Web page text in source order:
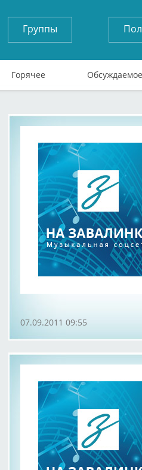
Группы
Горячее Обсуждаемое
07.09.2011 09:55